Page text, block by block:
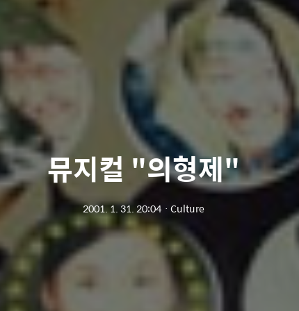
뮤지컬 "의형제"
2001. 1. 31. 20:04ㆍ Culture